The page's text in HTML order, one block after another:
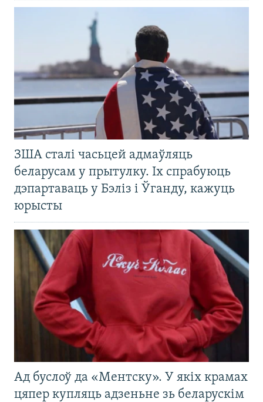
ЗША сталі часьцей адмаўляць
беларусам у прытулку. Іх спрабуюць
дэпартаваць у Бэліз і Ўганду, кажуць
юрысты
Ад буслоў да «Ментску». У якіх крамах
цяпер купляць адзеньне зь беларускім